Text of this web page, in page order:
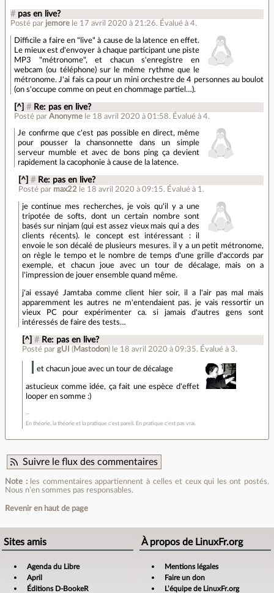
# pas en live?
Posté par jemore le 17 avril 2020 à 21:26. Évalué à 4.
Difficile a faire en "live" à cause de la latence en effet.
Le mieux est d'envoyer à chaque participant une piste
MP3 "métronome", et chacun s'enregistre en
webcam (ou téléphone) sur le même rythme que le
métronome. J'ai fais ca pour un mini orchestre de 4 personnes au boulot
(on s'occupe comme on peut en chommage partiel…).
[^] # Re: pas en live?
Posté parAnonyme le 18 avril 2020 à 01:58. Évalué à4.
Je confirme que c'est pas possible en direct, même
pour pousser la chansonnette dans un simple
serveur mumble et avec de bons ping ça devient
rapidement la cacophonie à cause de la latence.
[^] # Re: pas en live?
Posté par max22 le 18 avril 2020 à 09:15. Évalué à 1 .
je continue mes recherches, je vois qu'il y a une
tripotée de softs, dont un certain nombre sont
basés sur ninjam (qui est assez vieux mais qui a des
clients récents). le concept est intéressant : il
envoie le son décalé de plusieurs mesures. il y a un petit métronome,
on règle le tempo et le nombre de temps d'une grille d'accords par
exemple, et chacun joue avec un tour de décalage, mais on a
l'impression de jouer ensemble quand même.
j'ai essayé Jamtaba comme client hier soir, il a l'air pas mal mais
apparemment les autres ne m'entendaient pas. je vais ressortir un
vieux PC pour expérimenter ca. si jamais d'autres gens sont
intéressés de faire des tests…
[^] # Re: pas en live?
Posté pargUI ( Mastodon) le 18 avril 2020 à 09:35. Évalué à 3.
et chacun joue avec un tour de décalage
astucieux comme idée, ça fait une espèce d'effet
looper en somme :)
En théorie, la théorie et la pratique c'est pareil. En pratique c'est pas vrai.
Suivre le flux des commentaires
Note :les commentaires appartiennent à celles et ceux qui les ont postés.
Nous n’en sommes pas responsables.
Revenir en haut de page
Sites amis
Agenda du Libre
April
Éditions D-BookeR
À propos de LinuxFr.org
Mentions légales
Faire un don
L’équipe de LinuxFr.org